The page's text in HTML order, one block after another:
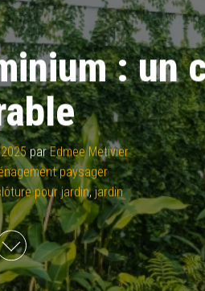
: un
parEdmee Metivier
paysager
pour jardin,jardin